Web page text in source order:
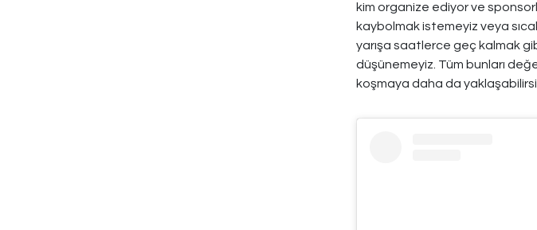
kim organize ediyor ve
kaybolmak istemeyiz veya
yarışa saatlerce geç kalmak
düşünemeyiz. Tüm bunları
koşmaya daha da